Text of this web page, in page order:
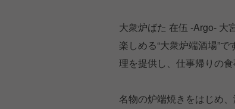
大衆炉ばた 在伍 -Argo- 大
楽しめる“大衆炉端酒場”
理を提供し、仕事帰りの
名物の炉端焼きをはじめ